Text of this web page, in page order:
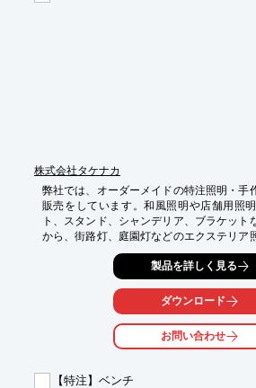
株式会社タケナカ
弊社では、オーダーメイドの特注照明・手
販売をしています。和風照明や店舗用照
ト、スタンド、シャンデリア、ブラケット
から、街路灯、庭園灯などのエクステリア
般お任せください。
お客様のご要望に幅広くお応えするため、
木材、和紙、布、金属(ステンレス、アル
ラス、鋳物など数多く対応しております。
製品を詳しく見る
ダウンロード
お問い合わせ
【特注】ベンチ